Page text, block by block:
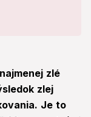
zlé
zlej
Je to